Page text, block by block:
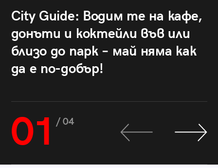
City Guide: Водим те на кафе,
донъти и коктейли във или
близо до парк – май няма как
да е по-добър!
01 / 04